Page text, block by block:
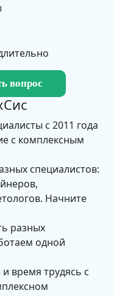
вопрос
с 2011 года
с комплексным
специалистов:
Начните
разных
одной
время трудясь с